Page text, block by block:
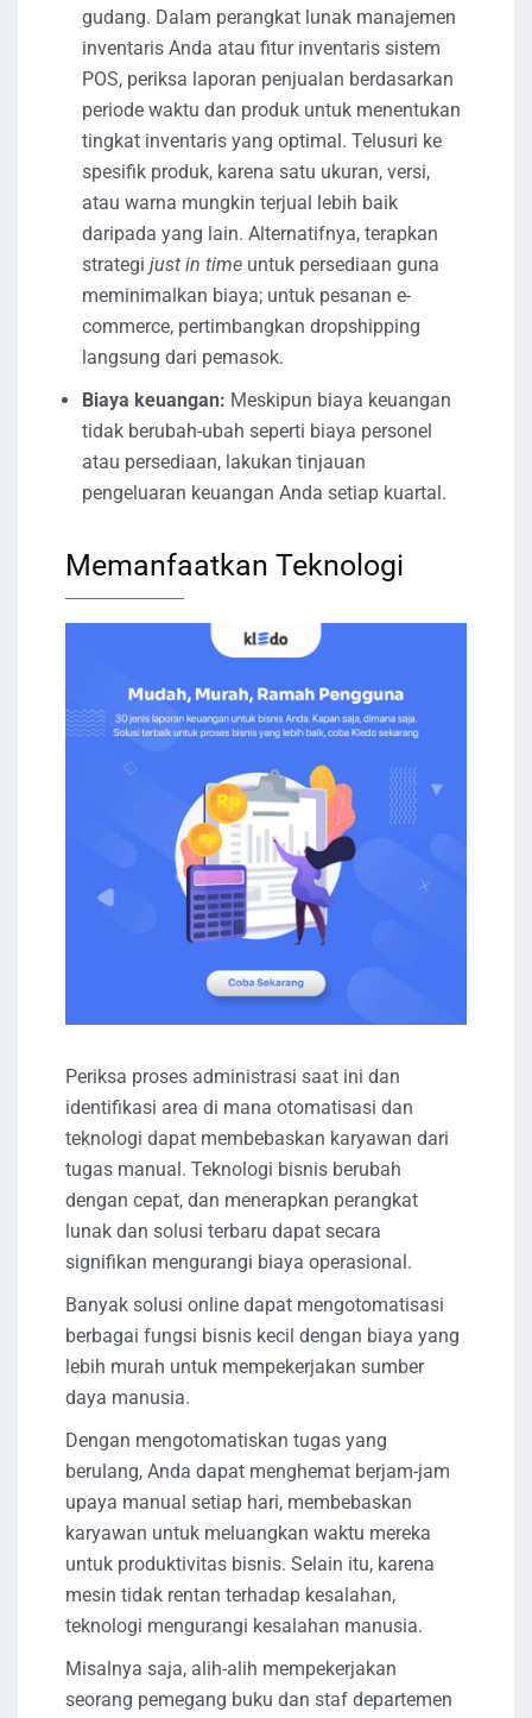
gudang. Dalam perangkat lunak manajemen
inventaris Anda atau fitur inventaris sistem
POS, periksa laporan penjualan berdasarkan
periode waktu dan produk untuk menentukan
tingkat inventaris yang optimal. Telusuri ke
spesifik produk, karena satu ukuran, versi,
atau warna mungkin terjual lebih baik
daripada yang lain. Alternatifnya, terapkan
strategi just in time untuk persediaan guna
meminimalkan biaya; untuk pesanan e-
commerce, pertimbangkan dropshipping
langsung dari pemasok.
Biaya keuangan: Meskipun biaya keuangan
tidak berubah-ubah seperti biaya personel
atau persediaan, lakukan tinjauan
pengeluaran keuangan Anda setiap kuartal.
Memanfaatkan Teknologi
Periksa proses administrasi saat ini dan
identifikasi area di mana otomatisasi dan
teknologi dapat membebaskan karyawan dari
tugas manual. Teknologi bisnis berubah
dengan cepat, dan menerapkan perangkat
lunak dan solusi terbaru dapat secara
signifikan mengurangi biaya operasional.
Banyak solusi online dapat mengotomatisasi
berbagai fungsi bisnis kecil dengan biaya yang
lebih murah untuk mempekerjakan sumber
daya manusia.
Dengan mengotomatiskan tugas yang
berulang, Anda dapat menghemat berjam-jam
upaya manual setiap hari, membebaskan
karyawan untuk meluangkan waktu mereka
untuk produktivitas bisnis. Selain itu, karena
mesin tidak rentan terhadap kesalahan,
teknologi mengurangi kesalahan manusia.
Misalnya saja, alih-alih mempekerjakan
seorang pemegang buku dan staf departemen